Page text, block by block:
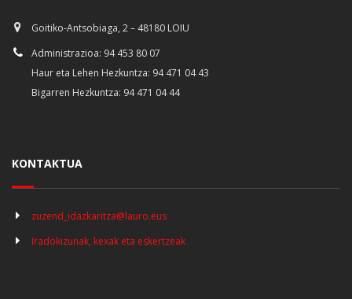
Goitiko-Antsobiaga, 2 – 48180 LOIU
Administrazioa: 94 453 80 07
Haur eta Lehen Hezkuntza: 94 471 04 43
Bigarren Hezkuntza: 94 471 04 44
KONTAKTUA
zuzend_idazkaritza@lauro.eus
Iradokizunak, kexak eta eskertzeak